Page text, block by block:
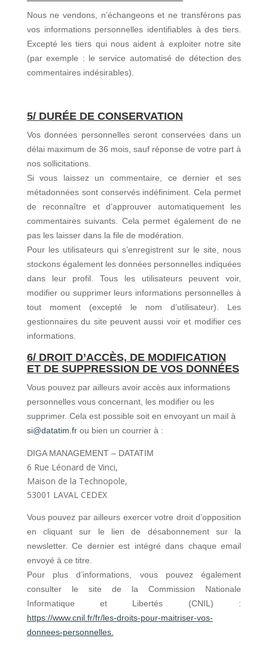
Nous ne vendons, n’échangeons et ne transférons pas
vos informations personnelles identifiables à des tiers.
Excepté les tiers qui nous aident à exploiter notre site
(par exemple : le service automatisé de détection des
commentaires indésirables).
5/ DURÉEDE CONSERVATION
Vos données personnelles seront conservées dans un
délai maximum de 36 mois, sauf réponse de votre part à
nos sollicitations.
Si vous laissez un commentaire, ce dernier et ses
métadonnées sont conservés indéfiniment. Cela permet
de reconnaître et d’approuver automatiquement les
commentaires suivants. Cela permet également de ne
pas les laisser dans la file de modération.
Pour les utilisateurs qui s’enregistrent sur le site, nous
stockons également les données personnelles indiquées
dans leur profil. Tous les utilisateurs peuvent voir,
modifier ou supprimer leurs informations personnelles à
tout moment (excepté le nom d’utilisateur). Les
gestionnaires du site peuvent aussi voir et modifier ces
informations.
6/ DROIT D’ACCÈS, DE MODIFICATION
ET DE SUPPRESSION DE VOS DONNÉES
Vous pouvez par ailleurs avoir accès aux informations
personnelles vous concernant, les modifier ou les
supprimer. Cela est possible soit en envoyant un mail à
si@datatim.frou bien un courrier à :
DIGA MANAGEMENT – DATATIM
6 Rue Léonard de Vinci,
Maison de la Technopole,
53001 LAVAL CEDEX
Vous pouvez par ailleurs exercer votre droit d’opposition
en cliquant sur le lien de désabonnement sur la
newsletter. Ce dernier est intégré dans chaque email
envoyé à ce titre.
Pour plus d’informations, vous pouvez également
consulter le site de la Commission Nationale
Informatique et Libertés (CNIL) :
https://www.cnil.fr/fr/les-droits-pour-maitriser-vos-
donnees-personnelles.